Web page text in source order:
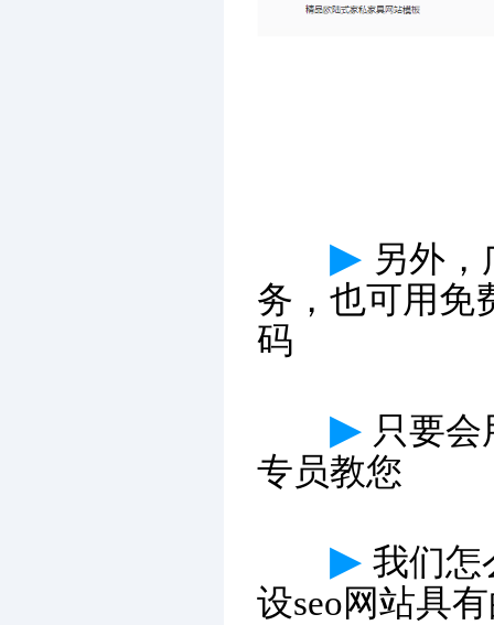
▶ 另外，
务，也可用免
码
▶ 只要
专员教您
▶ 我们怎
设seo网站具